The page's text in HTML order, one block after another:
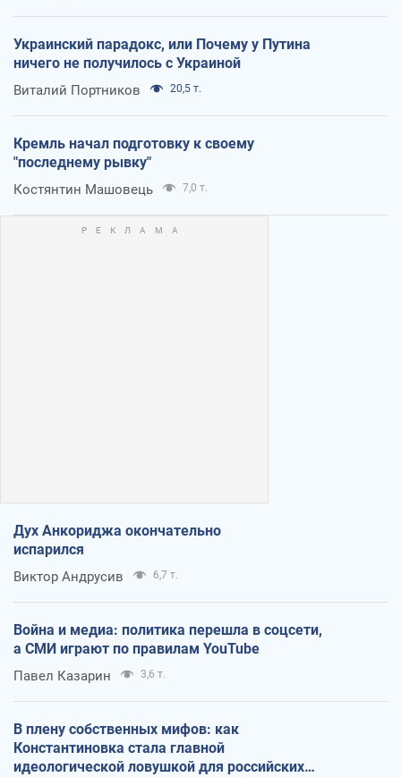
Украинский парадокс, или Почему у Путина
ничего не получилось с Украиной
Виталий Портников 20,5 т.
Кремль начал подготовку к своему
"последнему рывку"
Костянтин Машовець 7,0 т.
Дух Анкориджа окончательно
испарился
Виктор Андрусив 6,7 т.
Война и медиа: политика перешла в соцсети,
а СМИ играют по правилам YouTube
Павел Казарин 3,6 т.
В плену собственных мифов: как
Константиновка стала главной
идеологической ловушкой для российских